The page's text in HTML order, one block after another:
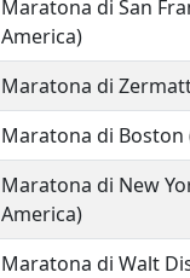
Maratona di San
America)
Maratona di
Maratona di
Maratona di New
America)
Maratona di Walt